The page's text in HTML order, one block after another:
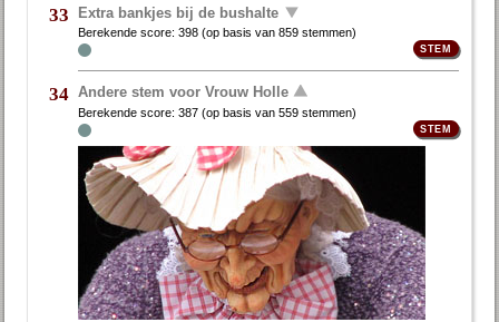
33 Extra bankjes bij de bushalte
Berekende score:398 (op basis van859 stemmen)
34 Andere stem voor Vrouw Holle
Berekende score:387 (op basis van559 stemmen)